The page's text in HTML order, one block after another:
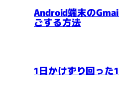
Android端末の
ごする方法
1日かけずり回った